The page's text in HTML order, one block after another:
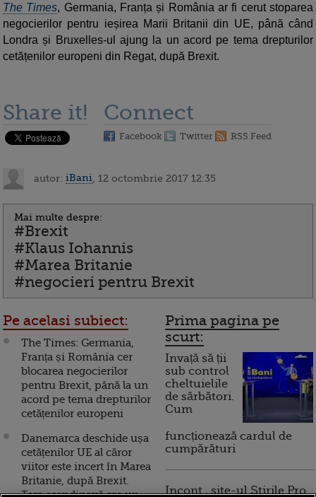
The Times, Germania, Franța și România ar fi cerut stoparea
negocierilor pentru ieșirea Marii Britanii din UE, până când
Londra și Bruxelles-ul ajung la un acord pe tema drepturilor
cetățenilor europeni din Regat, după Brexit.
Share it! Connect
Facebook Twitter RSS Feed
autor: iBani , 12 octombrie 2017 12:35
Mai multe despre:
#Brexit
#Klaus Iohannis
#Marea Britanie
#negocieri pentru Brexit
Pe acelasi subiect:
The Times: Germania,
Franța și România cer
blocarea negocierilor
pentru Brexit, până la un
acord pe tema drepturilor
cetățenilor europeni
Danemarca deschide ușa
cetățenilor UE al căror
viitor este incert în Marea
Britanie, după Brexit.
Prima pagina pe
scurt:
Invață să ții
sub control
cheltuielile
de sărbători.
Cum
funcționează cardul de
cumpărături
Incont , site-ul Știrile Pro